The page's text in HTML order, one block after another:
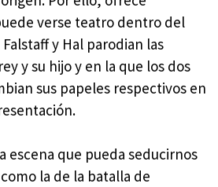
verse teatro dentro del
y Hal parodian las
y su hijo y en la que los dos
sus papeles respectivos en
escena que pueda seducirnos
la de la batalla de